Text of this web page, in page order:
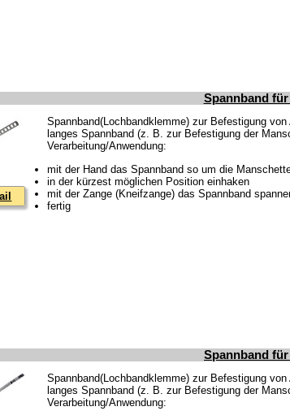
Spannband
Spannband(Lochbandklemme) zur Befestigung
langes Spannband (z. B. zur Befestigung der
Verarbeitung/Anwendung:
mit der Hand das Spannband so um die
in der kürzest möglichen Position einhaken
mit der Zange (Kneifzange) das Spannband
fertig
Spannband
Spannband(Lochbandklemme) zur Befestigung
langes Spannband (z. B. zur Befestigung der
Verarbeitung/Anwendung: